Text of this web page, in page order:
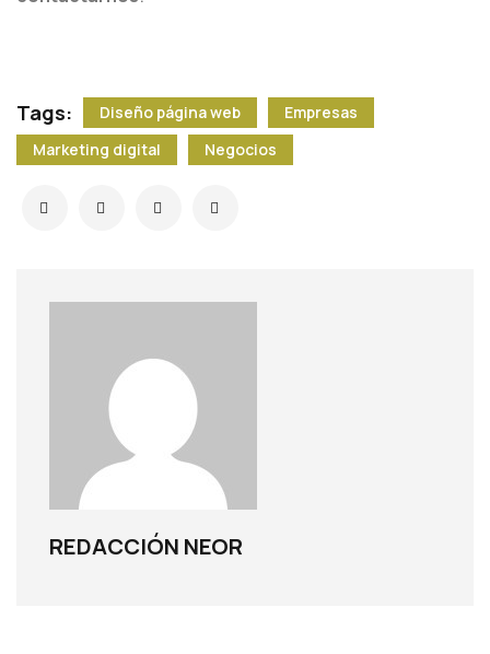
Tags: Diseño página web
Empresas
Marketing digital
Negocios
REDACCIÓN NEOR